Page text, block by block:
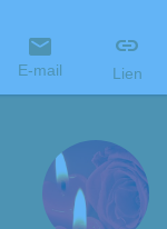
E-mail Lien